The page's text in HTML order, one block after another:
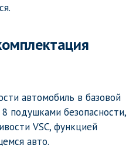
автомобиль в базовой
подушками безопасности,
VSC, функцией
авто.